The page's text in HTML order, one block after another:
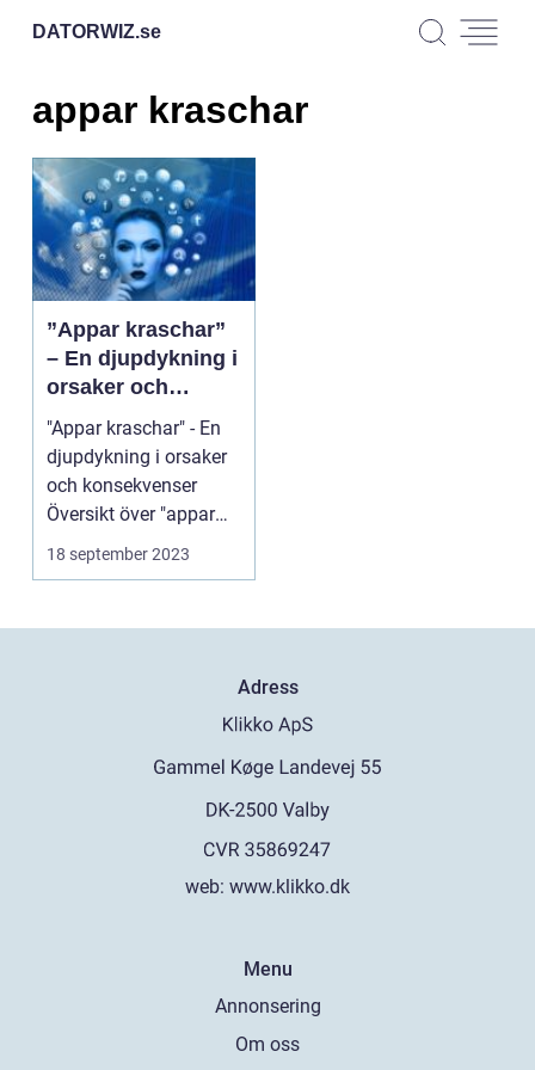
DATORWIZ.se
appar kraschar
”Appar kraschar”
– En djupdykning i
orsaker och
konsekvenser
"Appar kraschar" - En
djupdykning i orsaker
och konsekvenser
Översikt över "appar
18 september 2023
Adress
web: www.klikko.dk
Menu
Annonsering
Om oss